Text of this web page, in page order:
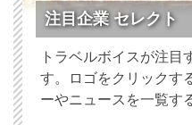
注目企業 セレクト
トラベルボイスが注目
す。ロゴをクリックす
ーやニュースを一覧す